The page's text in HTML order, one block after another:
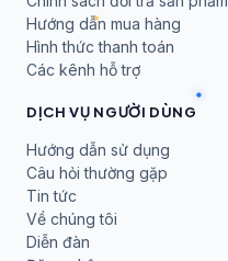
Hướng dẫn mua hàng
Hình thức thanh toán
Các kênh hỗ trợ
DỊCH VỤ NGƯỜI DÙNG
Hướng dẫn sử dụng
Câu hỏi thường gặp
Tin tức
Về chúng tôi
Diễn đàn